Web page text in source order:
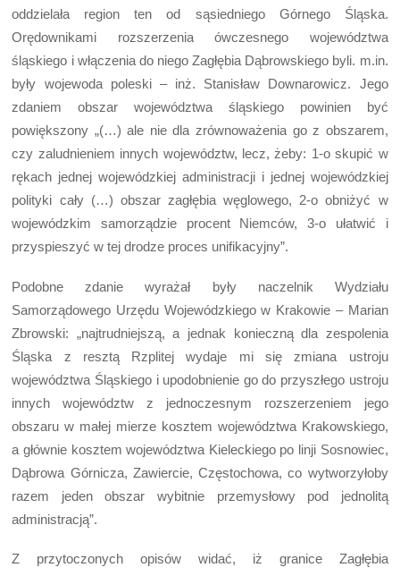
oddzielała region ten od sąsiedniego Górnego Śląska.
Orędownikami rozszerzenia ówczesnego województwa
śląskiego i włączenia do niego Zagłębia Dąbrowskiego byli. m.in.
były wojewoda poleski – inż. Stanisław Downarowicz. Jego
zdaniem obszar województwa śląskiego powinien być
powiększony „(…) ale nie dla zrównoważenia go z obszarem,
czy zaludnieniem innych województw, lecz, żeby: 1-o skupić w
rękach jednej wojewódzkiej administracji i jednej wojewódzkiej
polityki cały (…) obszar zagłębia węglowego, 2-o obniżyć w
wojewódzkim samorządzie procent Niemców, 3-o ułatwić i
przyspieszyć w tej drodze proces unifikacyjny”.
Podobne zdanie wyrażał były naczelnik Wydziału
Samorządowego Urzędu Wojewódzkiego w Krakowie – Marian
Zbrowski: „najtrudniejszą, a jednak konieczną dla zespolenia
Śląska z resztą Rzplitej wydaje mi się zmiana ustroju
województwa Śląskiego i upodobnienie go do przyszłego ustroju
innych województw z jednoczesnym rozszerzeniem jego
obszaru w małej mierze kosztem województwa Krakowskiego,
a głównie kosztem województwa Kieleckiego po linji Sosnowiec,
Dąbrowa Górnicza, Zawiercie, Częstochowa, co wytworzyłoby
razem jeden obszar wybitnie przemysłowy pod jednolitą
administracją”.
Z przytoczonych opisów widać, iż granice Zagłębia